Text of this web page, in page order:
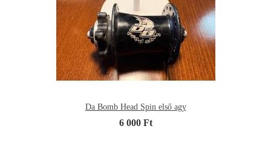
Da Bomb Head Spin első agy
6 000 Ft